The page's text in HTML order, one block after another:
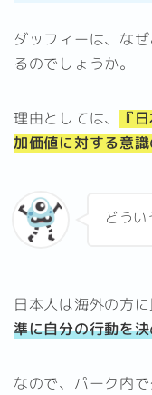
ダッフィーは、な
るのでしょうか。
理由としては、
『
加価値に対する意識
どうい
日本人は海外の方
準に自分の行動を
なので、パーク内